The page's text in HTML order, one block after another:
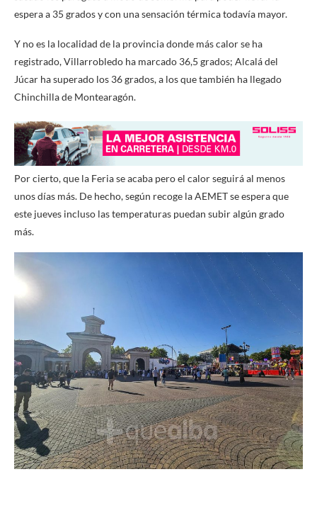
espera a 35 grados y con una sensación térmica todavía mayor.
Y no es la localidad de la provincia donde más calor se ha
registrado, Villarrobledo ha marcado 36,5 grados; Alcalá del
Júcar ha superado los 36 grados, a los que también ha llegado
Chinchilla de Montearagón.
Por cierto, que la Feria se acaba pero el calor seguirá al menos
unos días más. De hecho, según recoge la AEMET se espera que
este jueves incluso las temperaturas puedan subir algún grado
más.